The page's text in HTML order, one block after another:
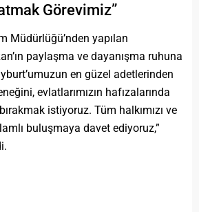
Görevimiz”
Müdürlüğü’nden yapılan
paylaşma ve dayanışma ruhuna
en güzel adetlerinden
evlatlarımızın hafızalarında
istiyoruz. Tüm halkımızı ve
buluşmaya davet ediyoruz,”